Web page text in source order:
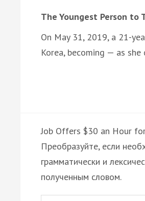
The Youngest Person to
On May 31, 2019, a 21-
Korea, becoming — as
Job Offers $30 an Hour
Преобразуйте, если
грамматически и
полученным словом.